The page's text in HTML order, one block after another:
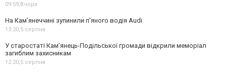
09:59,Вчора
На Камʼянеччині зупинили п'яного водія Audi
13:20,5 серпня
У старостаті Кам’янець-Подільської громади відкрили меморіал
загиблим захисникам
12:20,5 серпня